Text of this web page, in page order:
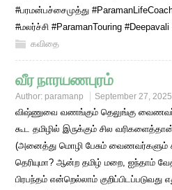
#பரமன்பச்சைமுத்து
#மலர்ச்சி #ParamanTouring #Deepavali
கவிதை
வீர நாரயணபுரம்
Author: paramanp September 27, 2025
விஷ்ணுவை வணங்கும் தெலுங்கு
கூட தமிழில் இருக்கும் சில
(அனைத்து மொழி பேசும் வைணவர்களும்
தெரியுமா? ஆன்ற தமிழ் மறை, ஐந்தாம்
பிரபந்தம் என்றெல்லாம்